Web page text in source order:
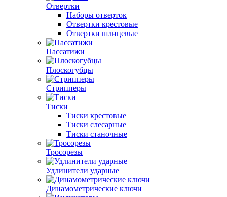
Отвертки
Наборы отверток
Отвертки крестовые
Отвертки шлицевые
Пассатижи
Плоскогубцы
Стрипперы
Тиски
Тиски крестовые
Тиски слесарные
Тиски станочные
Тросорезы
Удлинители ударные
Динамометрические ключи